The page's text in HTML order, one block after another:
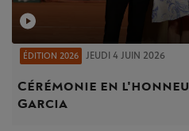
ÉDITION 2026 JEUDI 4 JUIN 2026
Cérémonie en
Garcia